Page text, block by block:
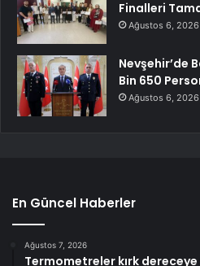
Finalleri
Ağustos 6, 2026
Nevşehir’de
Bin 650
Ağustos 6, 2026
En Güncel Haberler
Ağustos 7, 2026
Termometreler kırk